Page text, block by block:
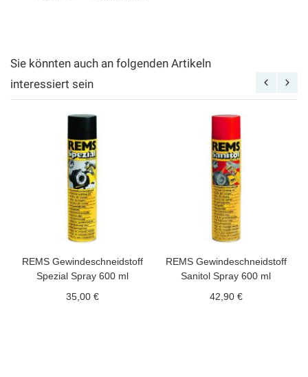
Sie könnten auch an folgenden Artikeln
interessiert sein
REMS Gewindeschneidstoff
Spezial Spray 600 ml
35,00 €
REMS Gewindeschneidstoff
Sanitol Spray 600 ml
42,90 €